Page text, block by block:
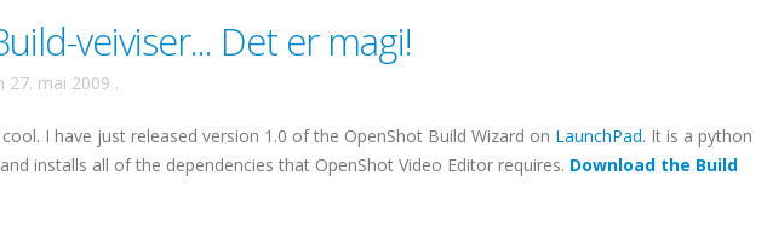
veiviser... Det er magi!
27. mai 2009 .
I have just released version 1.0 of the OpenShot Build Wizard on LaunchPad. It is a python
installs all of the dependencies that OpenShot Video Editor requires. Download the Build